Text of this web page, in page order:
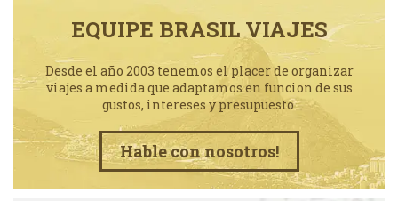
EQUIPE BRASIL VIAJES
Desde el año 2003 tenemos el placer de organizar
viajes a medida que adaptamos en funcion de sus
gustos, intereses y presupuesto.
Hable con nosotros!